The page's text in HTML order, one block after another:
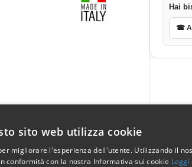
Hai
☎
sito web utilizza cookie
migliorare l'esperienza dell'utente. Utilizzando il
conformità con la nostra Informativa sui cookie